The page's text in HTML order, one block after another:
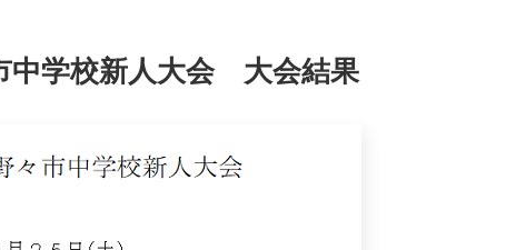
学校新人大会 大会結果